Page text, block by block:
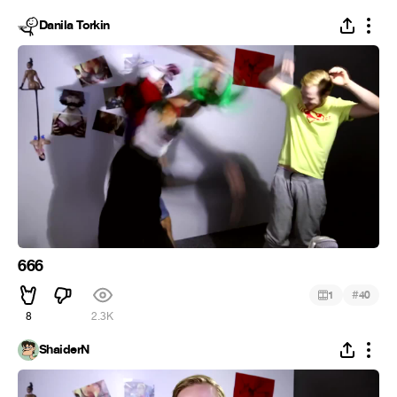
Danila Torkin
666
8 2.3K
1 #40
ShaiderN